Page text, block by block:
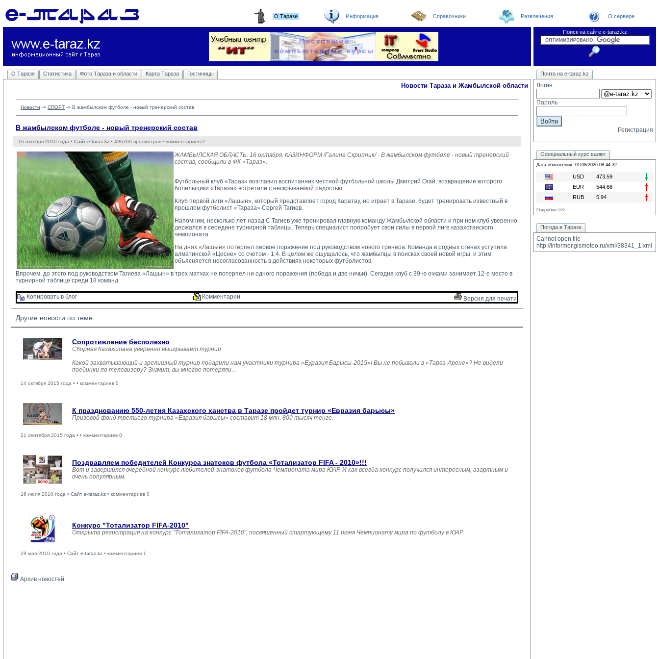
О Таразе Информация Справочники Развлечения О сервере
Поиск на сайте e-taraz.kz
О Таразе Статистика Фото Тараза и области Карта Тараза Гостиницы Новости Погода в Таразе
Телефоный справочник
Видеоконференция
Новости e-taraz
Новости Тараза и Жамбылской области
Новости -> СПОРТ -> В жамбылском футболе - новый тренерский состав
В жамбылском футболе - новый тренерский состав
16 октября 2010 года • Сайт e-taraz.kz • 496769 просмотров • комментариев 2
ЖАМБЫЛСКАЯ ОБЛАСТЬ. 16 октября. КАЗИНФОРМ /Галина Скрипник/ - В жамбылском футболе - новый тренерский
состав, сообщили в ФК «Тараз».
Футбольный клуб «Тараз» возглавил воспитанник местной футбольной школы Дмитрий Огай, возвращение которого
болельщики «Тараза» встретили с нескрываемой радостью.
Клуб первой лиги «Лашын», который представляет город Каратау, но играет в Таразе, будет тренировать известный в
прошлом футболист «Тараза» Сергей Тагиев.
Напомним, несколько лет назад С.Тагиев уже тренировал главную команду Жамбылской области и при нем клуб уверенно
держался в середине турнирной таблицы. Теперь специалист попробует свои силы в первой лиге казахстанского
чемпионата.
На днях «Лашын» потерпел первое поражение под руководством нового тренера. Команда в родных стенах уступила
алматинской «Цесне» со счетом - 1:4. В целом же ощущалось, что жамбылцы в поисках своей новой игры, и этим
объясняется несогласованность в действиях некоторых футболистов.
Впрочем, до этого под руководством Тагиева «Лашын» в трех матчах не потерпел ни одного поражения (победа и две ничьи). Сегодня клуб с 39-ю очками занимает 12-е место в
турнирной таблице среди 18 команд.
Копировать в блог Комментарии Версия для печати
Другие новости по теме:
Сопротивление бесполезно
Сборная Казахстана уверенно выигрывает турнир
Какой захватывающий и зрелищный турнир подарили нам участники турнира «Еуразия Барысы-2015»! Вы не побывали в «Тараз-Арене»? Не видели
поединки по телевизору? Значит, вы многое потеряли…
14 октября 2015 года • • комментариев 0
К празднованию 550-летия Казахского ханства в Таразе пройдет турнир «Евразия барысы»
Призовой фонд третьего турнира «Евразия барысы» составит 18 млн. 800 тысяч тенге.
21 сентября 2015 года • • комментариев 0
Поздравляем победителей Конкурса знатоков футбола «Тотализатор FIFA - 2010»!!!
Вот и завершился очередной конкурс любителей-знатоков футбола Чемпионата мира ЮАР. И как всегда конкурс получился интересным, азартным и
очень популярным.
16 июля 2010 года • Сайт e-taraz.kz • комментариев 0
Конкурс "Тотализатор FIFA-2010"
Открыта регистрация на конкурс "Тотализатор FIFA-2010", посвященный стартующему 11 июня Чемпионату мира по футболу в ЮАР.
29 мая 2010 года • Сайт e-taraz.kz • комментариев 1
Архив новостей
Почта на e-taraz.kz
Логин
Пароль
Регистрация
Официальный курс валют
Дата обновления: 01/08/2026 08:44:32
USD
473.59
EUR
544.68
RUB
5.94
Подробно >>>
Погода в Таразе
Cannot open file
http://informer.gismeteo.ru/xml/38341_1.xml